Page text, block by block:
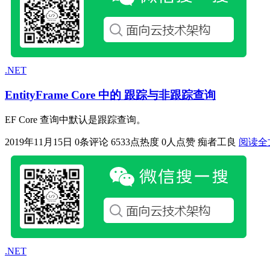
.NET
EntityFrame Core 中的 跟踪与非跟踪查询
EF Core 查询中默认是跟踪查询。
2019年11月15日 0条评论 6533点热度 0人点赞 痴者工良 阅读全
.NET